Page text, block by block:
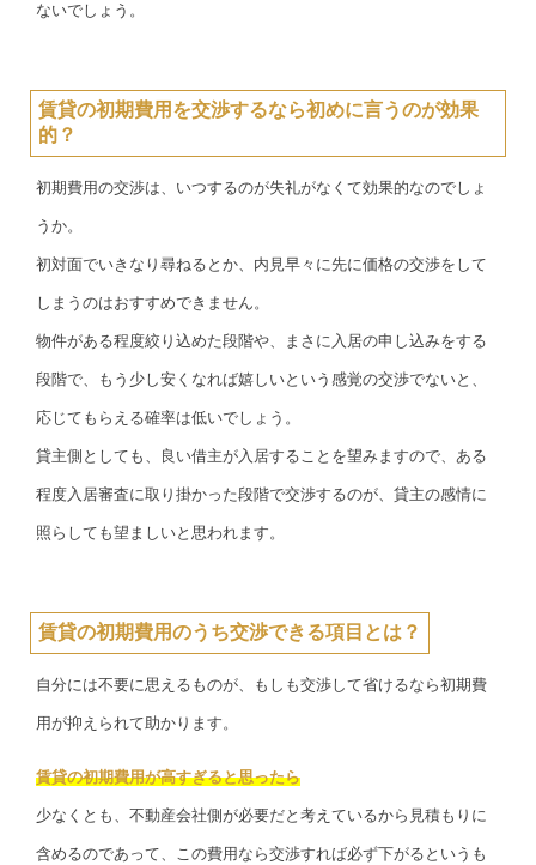
ないでしょう。
賃貸の初期費用を交渉するなら初めに言うのが効果
的？
初期費用の交渉は、いつするのが失礼がなくて効果的なのでしょ
うか。
初対面でいきなり尋ねるとか、内見早々に先に価格の交渉をして
しまうのはおすすめできません。
物件がある程度絞り込めた段階や、まさに入居の申し込みをする
段階で、もう少し安くなれば嬉しいという感覚の交渉でないと、
応じてもらえる確率は低いでしょう。
貸主側としても、良い借主が入居することを望みますので、ある
程度入居審査に取り掛かった段階で交渉するのが、貸主の感情に
照らしても望ましいと思われます。
賃貸の初期費用のうち交渉できる項目とは？
自分には不要に思えるものが、もしも交渉して省けるなら初期費
用が抑えられて助かります。
賃貸の初期費用が高すぎると思ったら
少なくとも、不動産会社側が必要だと考えているから見積もりに
含めるのであって、この費用なら交渉すれば必ず下がるというも